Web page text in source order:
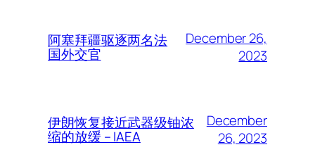
阿塞拜疆驱逐两名法
国外交官
December 26,
2023
伊朗恢复接近武器级铀浓
缩的放缓 – IAEA
December
26, 2023